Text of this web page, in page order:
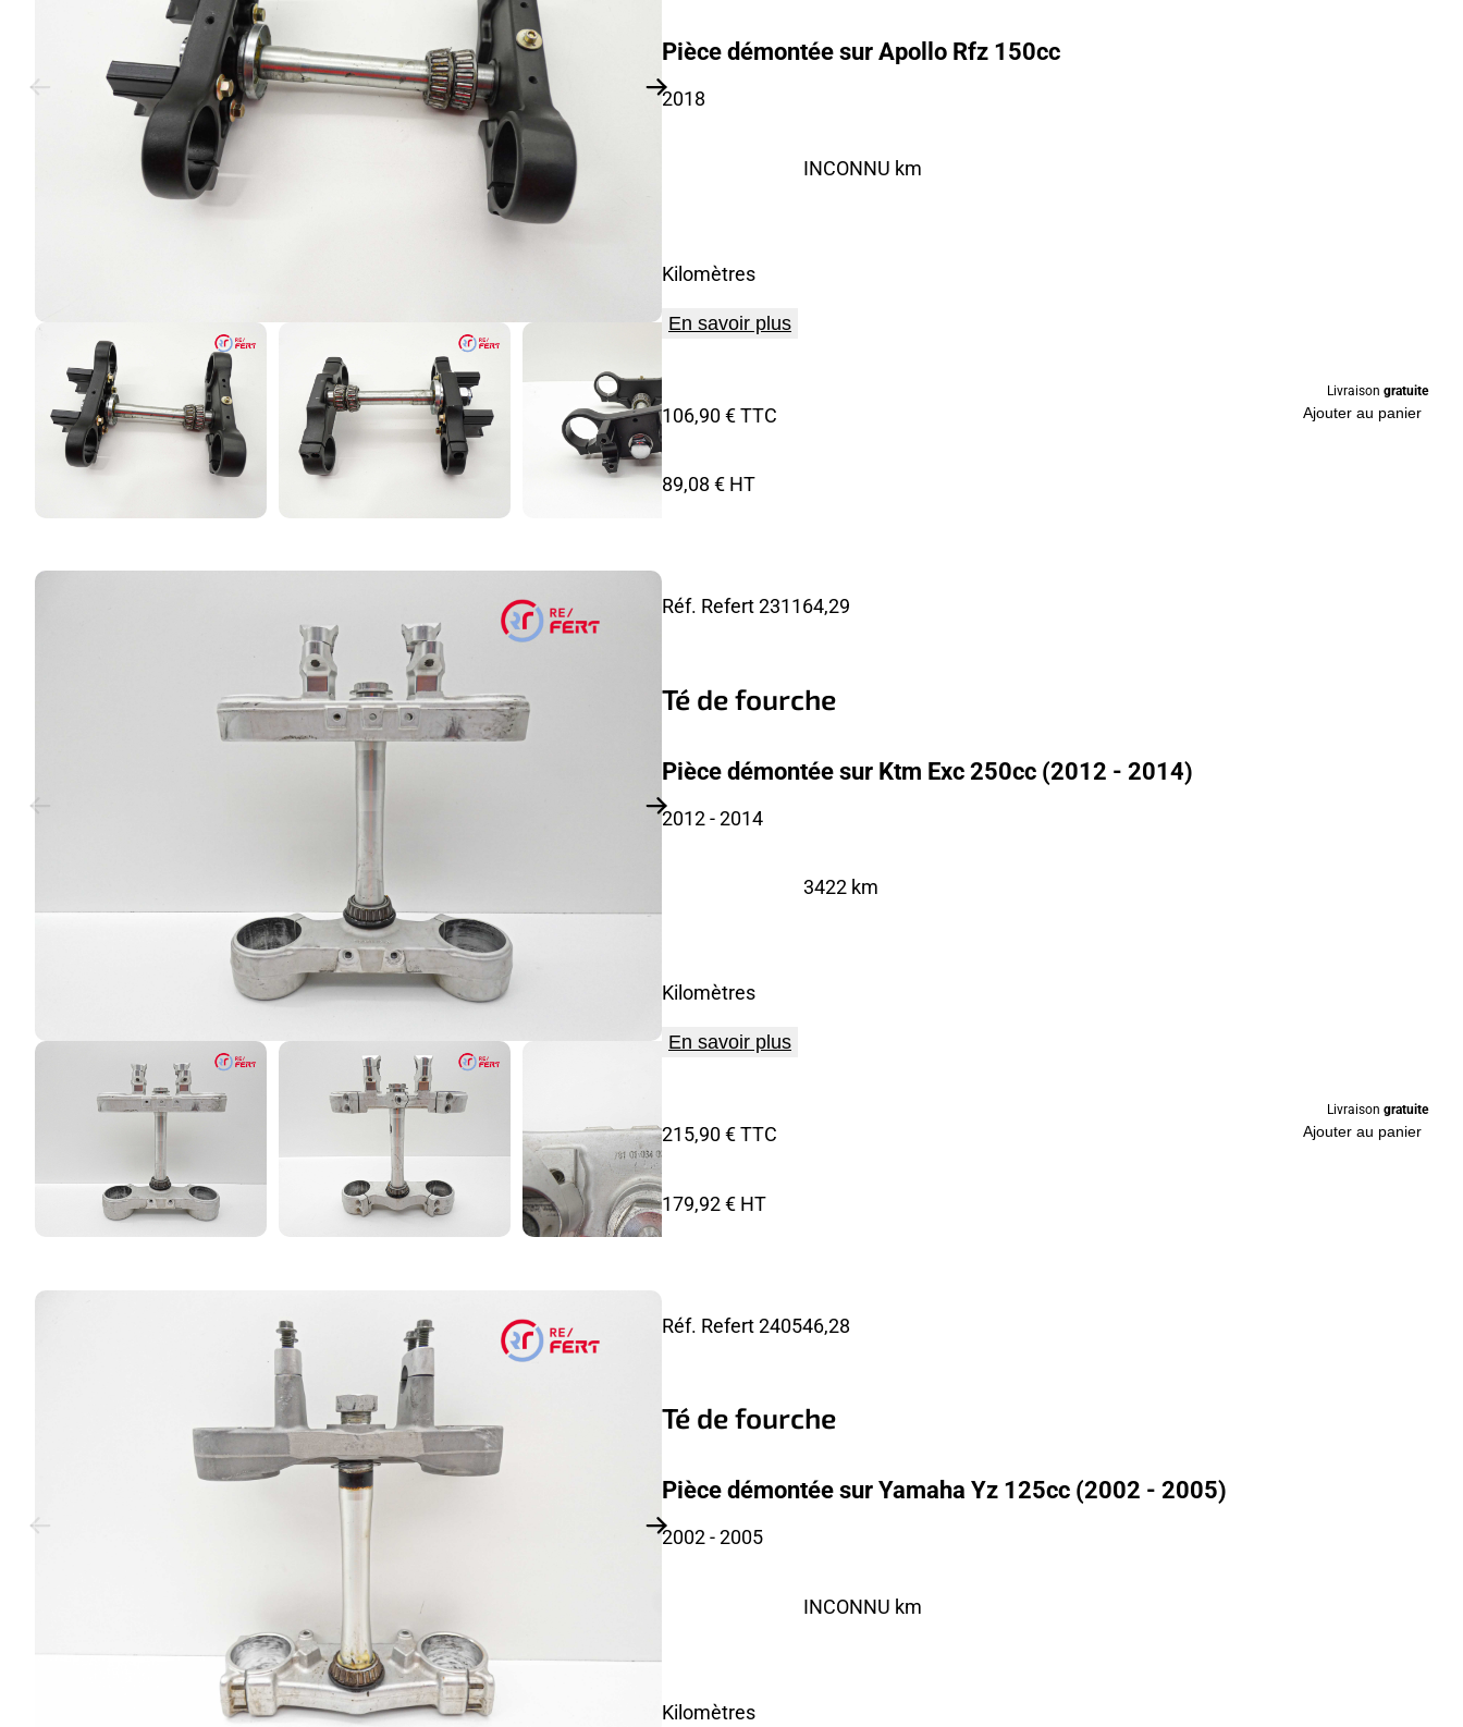
Pièce démontée sur Apollo Rfz 150cc
2018
Kilomètres
INCONNU km
En savoir plus
106,90 € TTC
89,08 € HT
Livraison gratuite
Ajouter au panier
Réf. Refert231164,29
Té de fourche
Pièce démontée sur Ktm Exc 250cc (2012 - 2014)
2012- 2014
Kilomètres
3422 km
En savoir plus
215,90 € TTC
179,92 € HT
Livraison gratuite
Ajouter au panier
Réf. Refert240546,28
Té de fourche
Pièce démontée sur Yamaha Yz 125cc (2002 - 2005)
2002- 2005
Kilomètres
INCONNU km